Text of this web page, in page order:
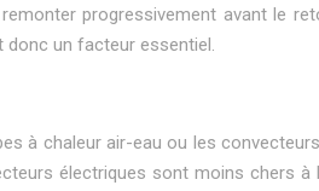
progressivement avant le
donc un facteur essentiel.
à chaleur air-eau ou les
électriques sont moins chers à